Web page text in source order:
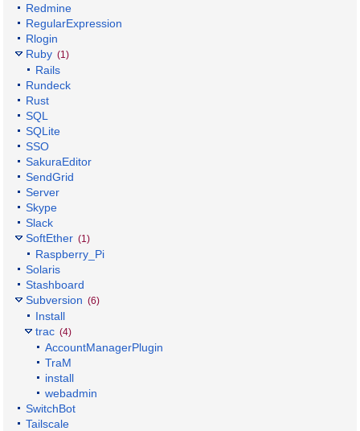
Redmine
RegularExpression
Rlogin
Ruby (1)
Rails
Rundeck
Rust
SQL
SQLite
SSO
SakuraEditor
SendGrid
Server
Skype
Slack
SoftEther (1)
Raspberry_Pi
Solaris
Stashboard
Subversion (6)
Install
trac (4)
AccountManagerPlugin
TraM
install
webadmin
SwitchBot
Tailscale